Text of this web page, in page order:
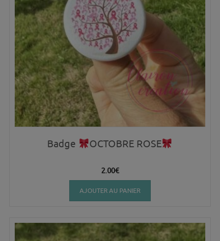
Badge OCTOBRE ROSE
2.00€
AJOUTER AU PANIER